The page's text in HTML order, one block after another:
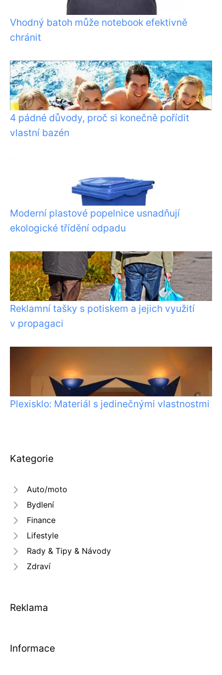
Vhodný batoh může notebook efektivně
chránit
4 pádné důvody, proč si konečně pořídit
vlastní bazén
Moderní plastové popelnice usnadňují
ekologické třídění odpadu
Reklamní tašky s potiskem a jejich využití
v propagaci
Plexisklo: Materiál s jedinečnými vlastnostmi
Kategorie
Auto/moto
Bydlení
Finance
Lifestyle
Rady & Tipy & Návody
Zdraví
Reklama
Informace